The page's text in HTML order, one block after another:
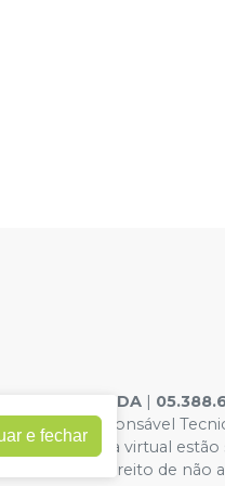
DENTAL LTDA |
6 - Responsável
da loja virtual
o direito de não
e fechar